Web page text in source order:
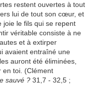
restent ouvertes à tout
lui de tout son cœur, et
joie le fils qui se repent
véritable consiste à ne
et à extirper
avaient entraîné une
auront été éliminées,
en toi. (Clément
sauvé ? 31,7 - 32,5 ;